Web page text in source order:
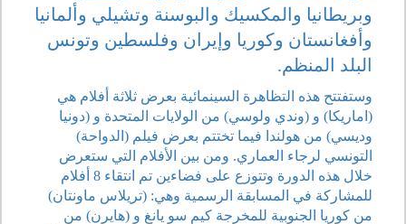
وبريطانيا والمكسيك والبوسنة وتشيلي وألمانيا
وأفغانستان وكوريا وإيران وفلسطين وتونس
البلد المنظم.
وستفتتح هذه التظاهرة السينمائية بعرض ثلاثة أفلام هي
(اماريكا) و (وندي ولوسي) من الولايات المتحدة و (دونيا
وديسي) من هولندا فيما تختتم بعرض فيلم (الدواحة)
التونسي لرجاء العماري. ومن بين الأفلام التي ستعرض
خلال هذه الدورة وتتوزع على فضاءين تم انتقاء 8 أفلام
للمشاركة في المسابقة الرسمية وهي: (تريلاس ماونتان)
من كوريا الجنوبية للمخرجة كيم سو يانغ و (هايرن) من